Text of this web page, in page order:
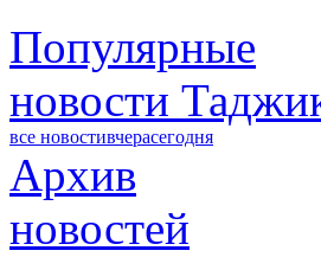
Популярные
новости
все новостивчерасегодня
Архив
новостей